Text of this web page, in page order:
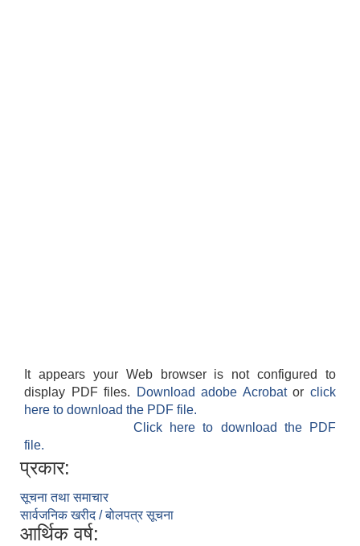
It appears your Web browser is not configured to
display PDF files.
Download adobe Acrobatorclick
here to download the PDF file.
Click here to download the PDF
file.
प्रकार:
सूचना तथा समाचार
सार्वजनिक खरीद / बोलपत्र सूचना
आर्थिक वर्ष: